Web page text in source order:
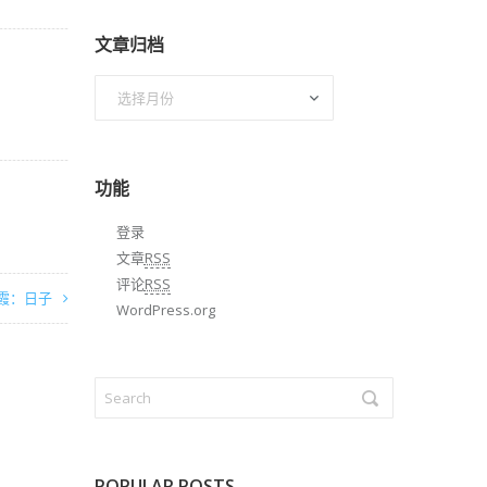
：日子
文章归档
功能
登录
文章RSS
评论RSS
WordPress.org